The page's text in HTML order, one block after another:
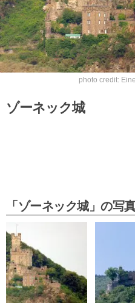
photo credit:
ゾーネック城
「ゾーネック城」の写